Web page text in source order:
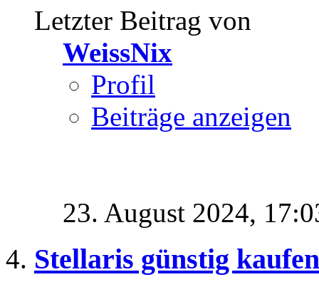
Letzter Beitrag von
WeissNix
Profil
Beiträge anzeigen
23. August 2024,
Stellaris günstig